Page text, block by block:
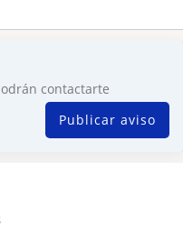
contactarte
Publicar aviso